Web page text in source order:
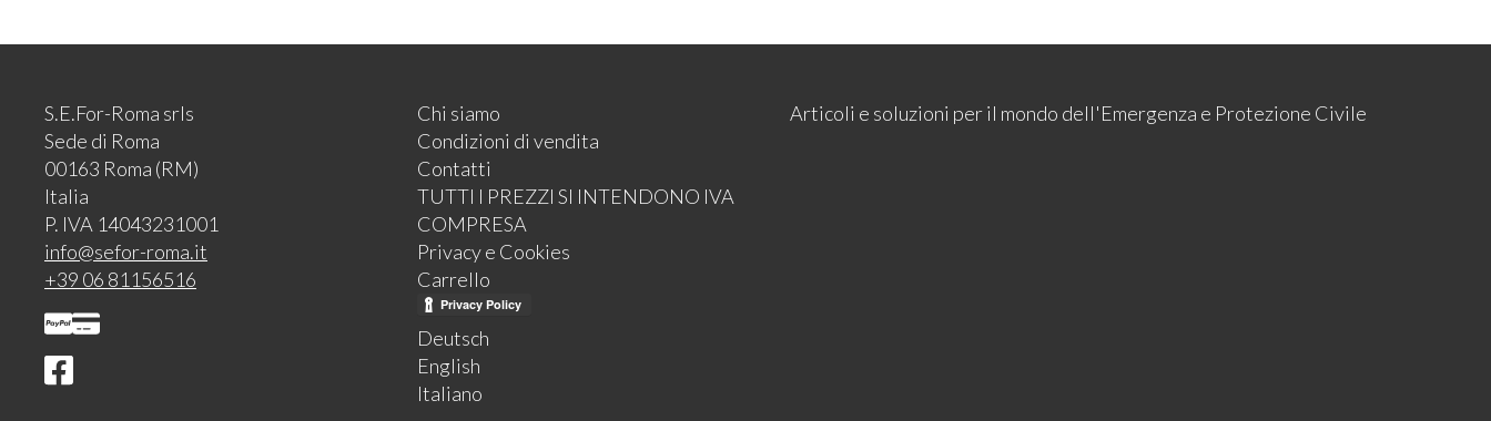
S.E.For-Roma srls
Sede di Roma
00163 Roma (RM)
Italia
P. IVA 14043231001
info@sefor-roma.it
+39 06 81156516
Chi siamo
Condizioni di vendita
Contatti
TUTTI I PREZZI SI INTENDONO IVA
COMPRESA
Privacy e Cookies
Carrello
Deutsch
English
Italiano
Articoli e soluzioni per il mondo dell'Emergenza e Protezione Civile